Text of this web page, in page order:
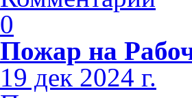
0
Пожар на
19 дек 2024 г.